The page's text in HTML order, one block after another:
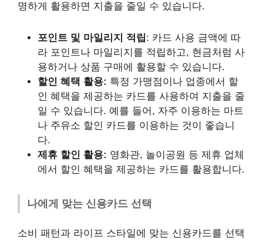
명하게 활용하면 지출을 줄일 수 있습니다.
포인트 및 마일리지 적립: 카드 사용 금액에 따
라 포인트나 마일리지를 적립하고, 현금처럼 사
용하거나 상품 구매에 활용할 수 있습니다.
할인 혜택 활용: 특정 가맹점이나 업종에서 할
인 혜택을 제공하는 카드를 사용하여 지출을 줄
일 수 있습니다. 예를 들어, 자주 이용하는 마트
나 주유소 할인 카드를 이용하는 것이 좋습니
다.
제휴 할인 활용: 영화관, 놀이공원 등 제휴 업체
에서 할인 혜택을 제공하는 카드를 활용합니다.
나에게 맞는 신용카드 선택
소비 패턴과 라이프 스타일에 맞는 신용카드를 선택